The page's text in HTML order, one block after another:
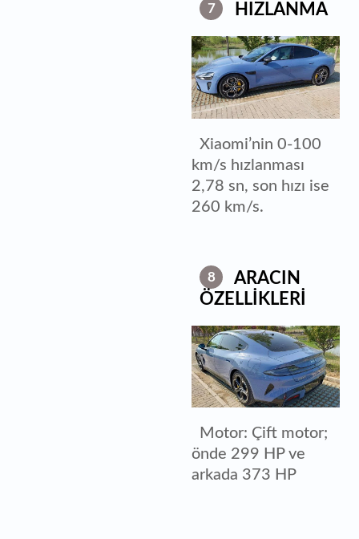
7 HIZLANMA
Xiaomi’nin 0-100
km/s hızlanması
2,78 sn, son hızı ise
260 km/s.
8
ARACIN
ÖZELLİKLERİ
Motor: Çift motor;
önde 299 HP ve
arkada 373 HP